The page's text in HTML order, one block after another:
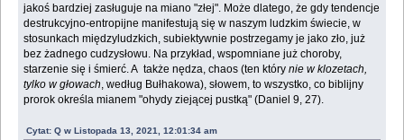
jakoś bardziej zasługuje na miano "złej". Może dlatego, że gdy tendencje
destrukcyjno-entropijne manifestują się w naszym ludzkim świecie, w
stosunkach międzyludzkich, subiektywnie postrzegamy je jako zło, już
bez żadnego cudzysłowu. Na przykład, wspomniane już choroby,
starzenie się i śmierć. A także nędza, chaos (ten którynie w klozetach,
tylko w głowach, według Bułhakowa), słowem, to wszystko, co biblijny
prorok określa mianem "ohydy ziejącej pustką" (Daniel 9, 27).
Cytat: Q w Listopada 13, 2021, 12:01:34 am